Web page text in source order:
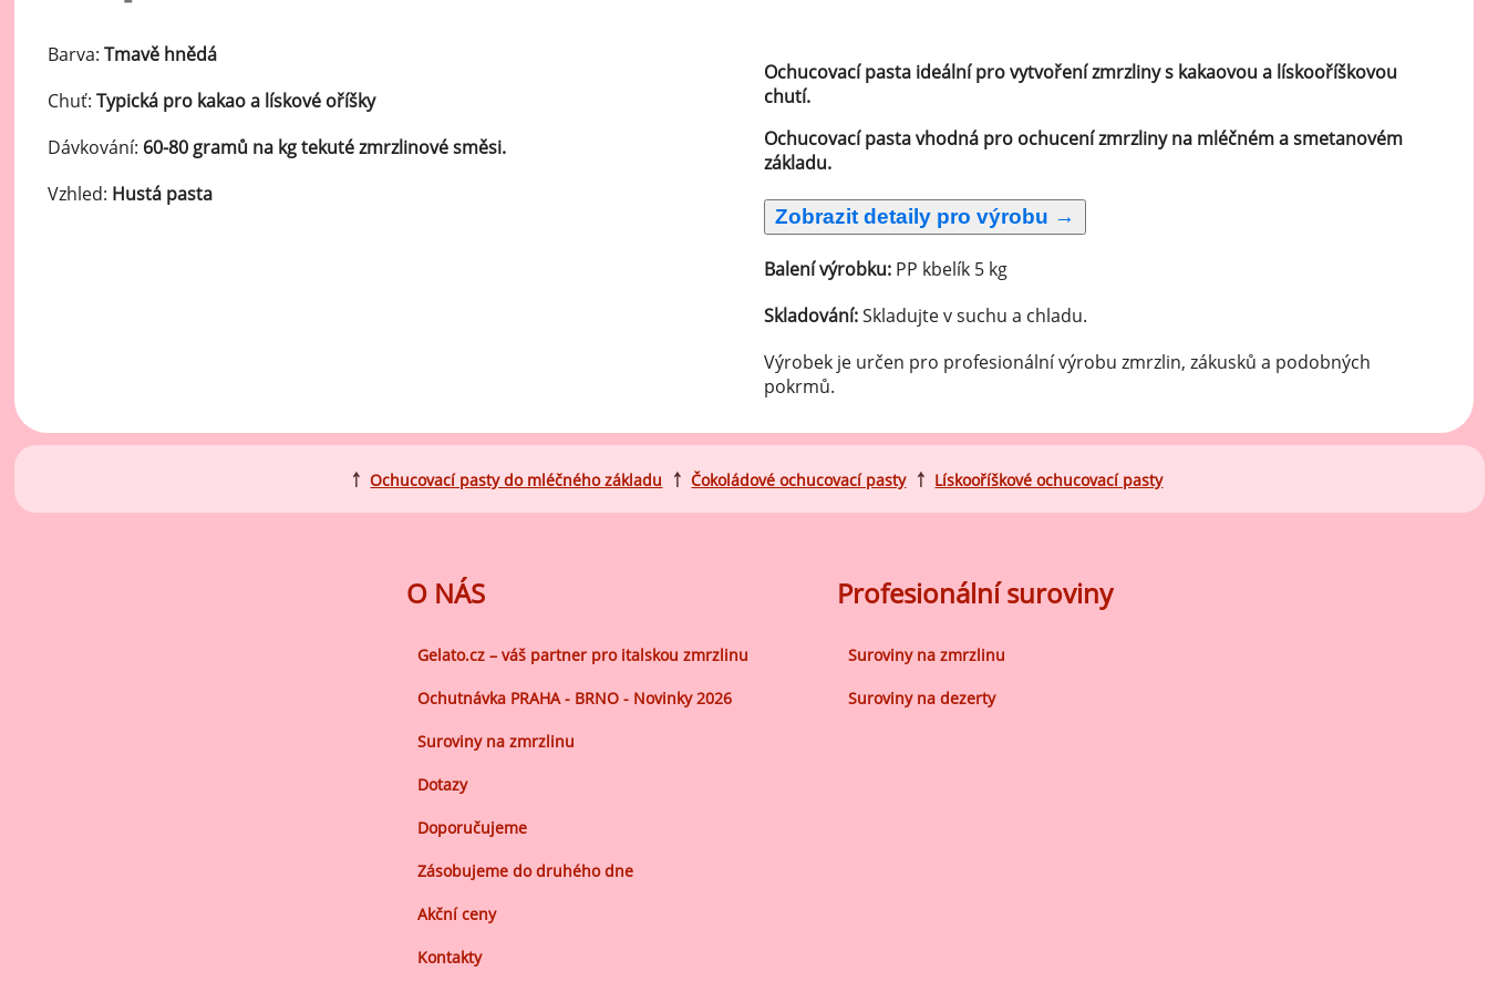
Barva:Tmavě hnědá
Chuť:Typická pro kakao a lískové oříšky
Dávkování: 60-80 gramů na kg tekuté zmrzlinové směsi.
Vzhled: Hustá pasta
Ochucovací pasta ideální pro vytvoření zmrzliny s kakaovou a lískooříškovou
chutí.
Ochucovací pasta vhodná pro ochucení zmrzliny na mléčném a smetanovém
základu.
Balení výrobku: PP kbelík 5 kg
Skladování:Skladujte v suchu a chladu.
Výrobek je určen pro profesionální výrobu zmrzlin, zákusků a podobných
pokrmů.
￪ Ochucovací pasty do mléčného základu ￪ Čokoládové ochucovací pasty ￪ Lískooříškové ochucovací pasty
O NÁS
Gelato.cz – váš partner pro italskou zmrzlinu
Ochutnávka PRAHA - BRNO - Novinky 2026
Suroviny na zmrzlinu
Dotazy
Doporučujeme
Zásobujeme do druhého dne
Akční ceny
Kontakty
Profesionální suroviny
Suroviny na zmrzlinu
Suroviny na dezerty